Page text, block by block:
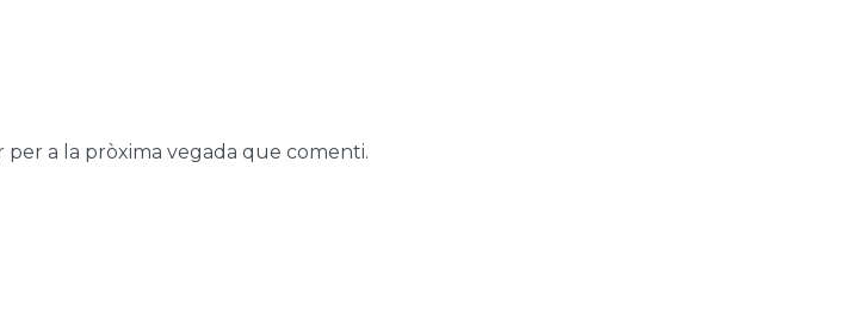
a la pròxima vegada que comenti.